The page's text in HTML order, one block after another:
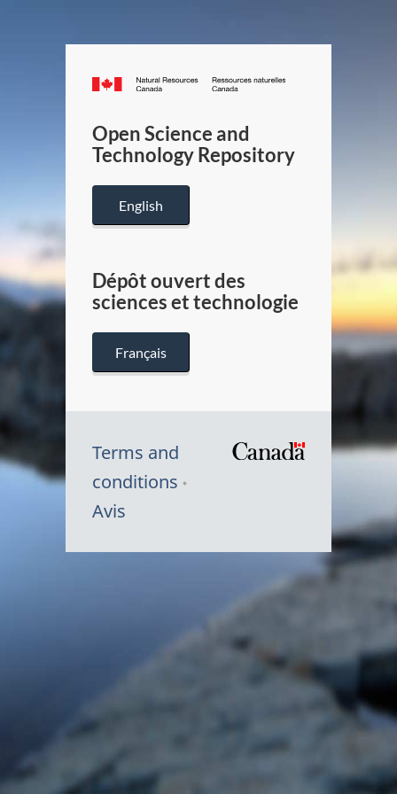
Canada.ca
/
Canada
Open Science and
Technology Repository
English
Dépôt ouvert des
sciences et technologie
Français
Terms and
conditions
Avis
du